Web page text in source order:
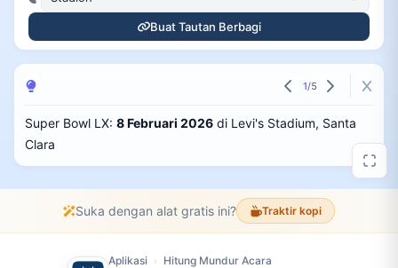
Aplikasi › Hitung Mundur Acara
Buat Tautan Berbagi
Super Bowl LX: 8 Februari 2026 di Levi's Stadium, Santa
Clara
1/5
Suka dengan alat gratis ini? Traktir kopi